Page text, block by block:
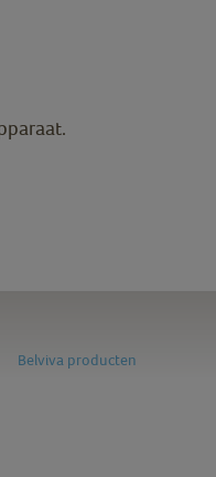
Belviva producten